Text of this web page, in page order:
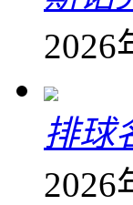
2026
排球
2026